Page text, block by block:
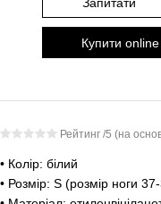
Купити online
Рейтинг /5 (на
• Колір: білий
• Розмір: S (розмір ноги